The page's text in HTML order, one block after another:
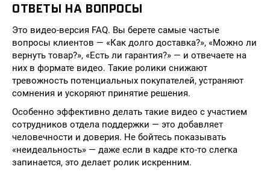
ОТВЕТЫ НА ВОПРОСЫ
Это видео-версия FAQ. Вы берете самые частые
вопросы клиентов — «Как долго доставка?», «Можно ли
вернуть товар?», «Есть ли гарантия?» — и отвечаете на
них в формате видео. Такие ролики снижают
тревожность потенциальных покупателей, устраняют
сомнения и ускоряют принятие решения.
Особенно эффективно делать такие видео с участием
сотрудников отдела поддержки — это добавляет
человечности и доверия. Не бойтесь показывать
«неидеальность» — даже если в кадре кто-то слегка
запинается, это делает ролик искренним.